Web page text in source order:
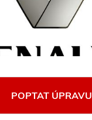
POPTAT ÚPRAVU